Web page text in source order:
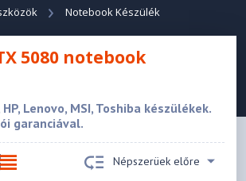
Notebook Készülék
5080 notebook
Lenovo, MSI, Toshiba készülékek.
garanciával.
Népszerüek előre